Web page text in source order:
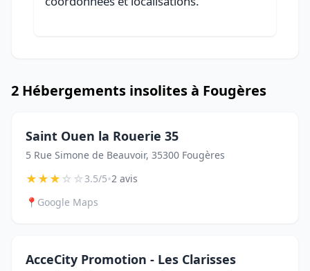
2 Hébergements insolites à Fougères
Saint Ouen la Rouerie 35
5 Rue Simone de Beauvoir, 35300 Fougères
★★★☆☆3.5/5•2 avis
📍 Google Maps
AcceCity Promotion - Les Clarisses